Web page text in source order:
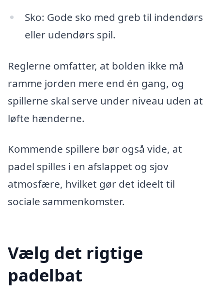
Sko: Gode sko med greb til indendørs
eller udendørs spil.
Reglerne omfatter, at bolden ikke må
ramme jorden mere end én gang, og
spillerne skal serve under niveau uden at
løfte hænderne.
Kommende spillere bør også vide, at
padel spilles i en afslappet og sjov
atmosfære, hvilket gør det ideelt til
sociale sammenkomster.
Vælg det rigtige
padelbat